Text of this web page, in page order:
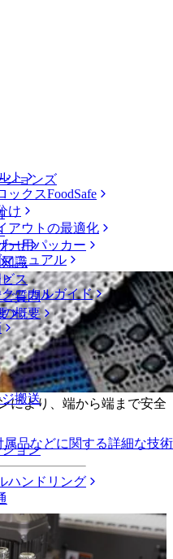
ト
品などに関する詳細な技術
ションズ
ックスFoodSafe
け
アウトの最適化
ー用パッカー
識
ス
概要
搬送
ョン
ハンドリング
業
ニュアル
ニカルガイド
せ
質問
および作業に関
により、端から端まで安全